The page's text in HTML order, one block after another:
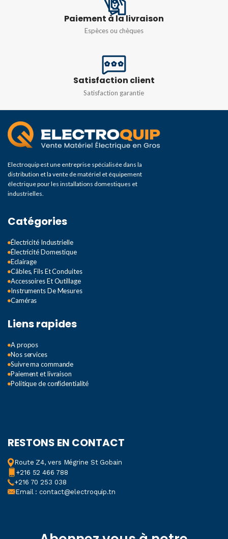
Paiement à la livraison
Espèces ou chèques
Satisfaction client
Satisfaction garantie
Electroquip est une entreprise spécialisée dans la
distribution et la vente de matériel et équipement
électrique pour les installations domestiques et
industrielles.
Catégories
Électricité Industrielle
Électricité Domestique
Eclairage
Câbles, Fils Et Conduites
Accessoires Et Outillage
Instruments De Mesures
Caméras
Liens rapides
A propos
Nos services
Suivre ma commande
Paiement et livraison
Politique de confidentialité
RESTONS EN CONTACT
Route Z4, vers Mégrine St Gobain
+216 52 466 788
+216 70 253 038
Email : contact@electroquip.tn